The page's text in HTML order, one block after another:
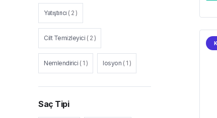
Yatıştırıcı ( 2 )
Cilt Temizleyici ( 2 )
Nemlendirici ( 1 ) losyon ( 1 )
Saç Tipi